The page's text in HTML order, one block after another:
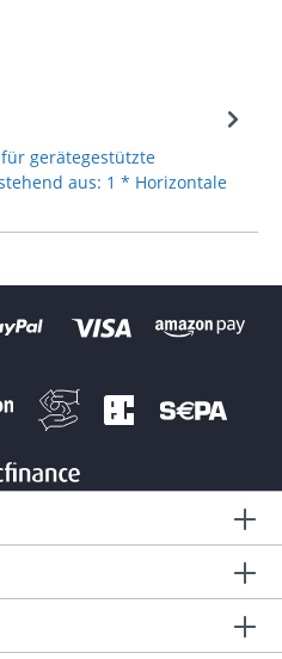
für gerätegestützte
aus: 1 * Horizontale